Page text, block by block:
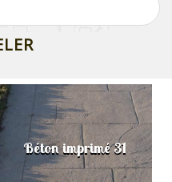
Béton imprimé 31